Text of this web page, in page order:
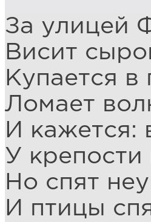
За улицей
Висит
Купается в
Ломает
И кажется:
У крепости
Но спят
И птицы